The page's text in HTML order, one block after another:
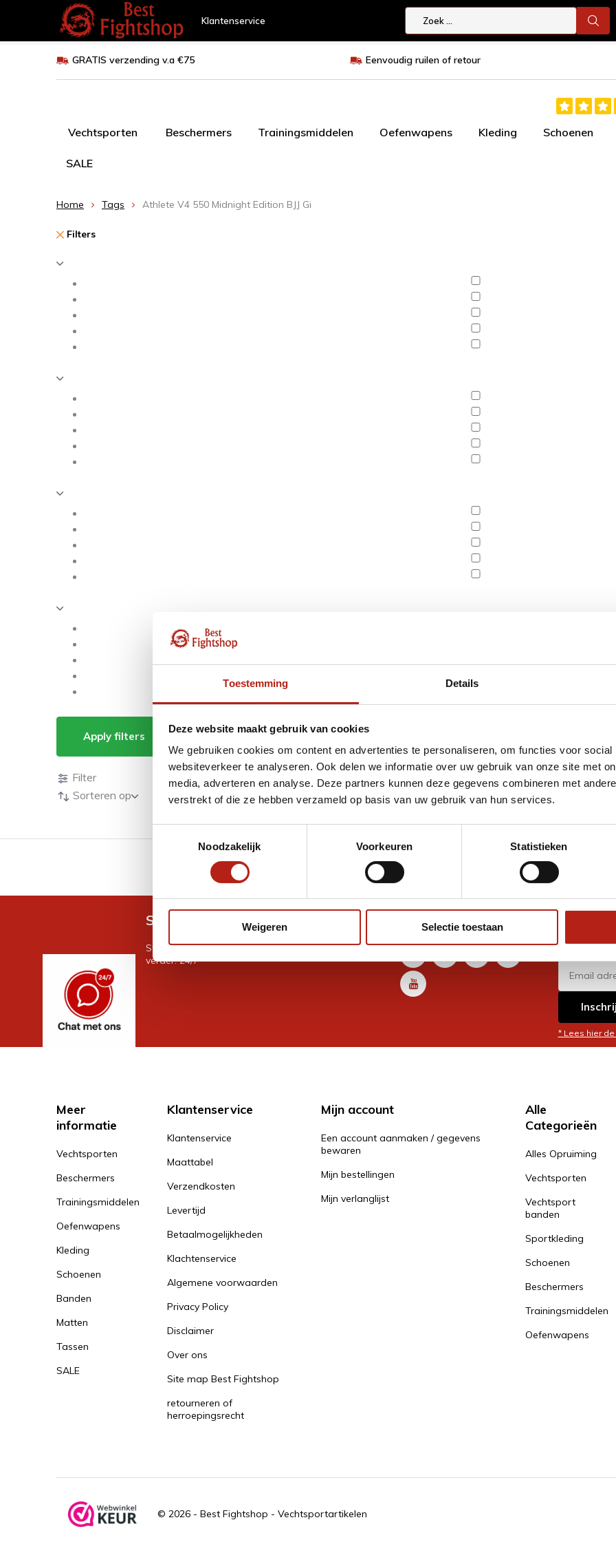
Toestemming Details
Deze website maakt gebruik van cookies
We gebruiken cookies om content en advertenties te personaliseren, om functies voor
websiteverkeer te analyseren. Ook delen we informatie over uw gebruik van onze site met
media, adverteren en analyse. Deze partners kunnen deze gegevens combineren met
verstrekt of die ze hebben verzameld op basis van uw gebruik van hun services.
Noodzakelijk
Voorkeuren Statistieken
Weigeren Selectie toestaan
Klantenservice
GRATIS verzending v.a €75 Eenvoudig ruilen of retour
Vechtsporten Beschermers Trainingsmiddelen Oefenwapens Kleding Schoenen
SALE
Home Tags Athlete V4 550 Midnight Edition BJJ Gi
Filters
Apply filters Producten getagd met Athlete V4 550 Midnight Edition BJJ Gi
Producten
Filter
Sorteren op
GRATIS verzending v.a €75 Eenvoudig ruilen of retour
Snel antwoord op je vraag?
Stel je vraag in de chat, en we helpen je graag
verder. 24/7
Volg ons
* Lees hier
Meer
informatie
Vechtsporten
Beschermers
Trainingsmiddelen
Oefenwapens
Kleding
Schoenen
Banden
Matten
Tassen
SALE
Klantenservice
Klantenservice
Maattabel
Verzendkosten
Levertijd
Betaalmogelijkheden
Klachtenservice
Algemene voorwaarden
Privacy Policy
Disclaimer
Over ons
Site map Best Fightshop
retourneren of
herroepingsrecht
Mijn account
Een account aanmaken / gegevens
bewaren
Mijn bestellingen
Mijn verlanglijst
Alle
Categorieën
Alles Opruiming
Vechtsporten
Vechtsport
banden
Sportkleding
Schoenen
Beschermers
Trainingsmiddelen
Oefenwapens
© 2026 - Best Fightshop - Vechtsportartikelen